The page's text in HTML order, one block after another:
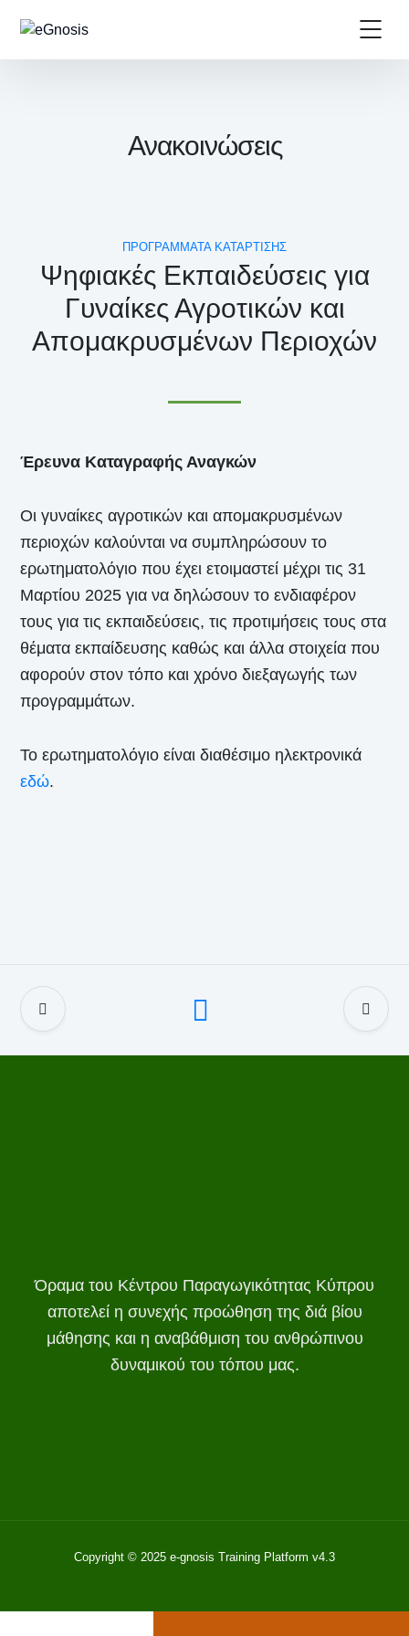
Ανακοινώσεις
ΠΡΟΓΡΑΜΜΑΤΑ ΚΑΤΑΡΤΙΣΗΣ
Ψηφιακές Εκπαιδεύσεις για
Γυναίκες Αγροτικών και
Απομακρυσμένων Περιοχών
Έρευνα Καταγραφής Αναγκών
Οι γυναίκες αγροτικών και απομακρυσμένων
περιοχών καλούνται να συμπληρώσουν το
ερωτηματολόγιο που έχει ετοιμαστεί μέχρι τις 31
Μαρτίου 2025 για να δηλώσουν το ενδιαφέρον
τους για τις εκπαιδεύσεις, τις προτιμήσεις τους στα
θέματα εκπαίδευσης καθώς και άλλα στοιχεία που
αφορούν στον τόπο και χρόνο διεξαγωγής των
προγραμμάτων.
Το ερωτηματολόγιο είναι διαθέσιμο ηλεκτρονικά
εδώ.
Όραμα του Κέντρου Παραγωγικότητας Κύπρου
αποτελεί η συνεχής προώθηση της διά βίου
μάθησης και η αναβάθμιση του ανθρώπινου
δυναμικού του τόπου μας.
Copyright © 2025 e-gnosis Training Platform v4.3